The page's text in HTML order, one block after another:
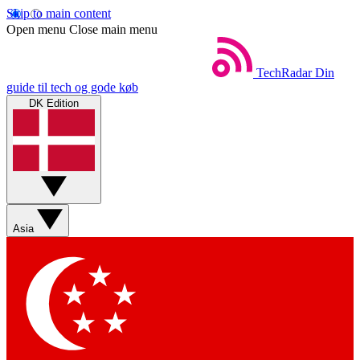
Skip to main content
Open menu Close main menu
TechRadar Din
guide til tech og gode køb
DK Edition
Asia